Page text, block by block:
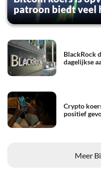
patroon biedt veel
BlackRock
dagelijkse
Crypto
positief
Meer